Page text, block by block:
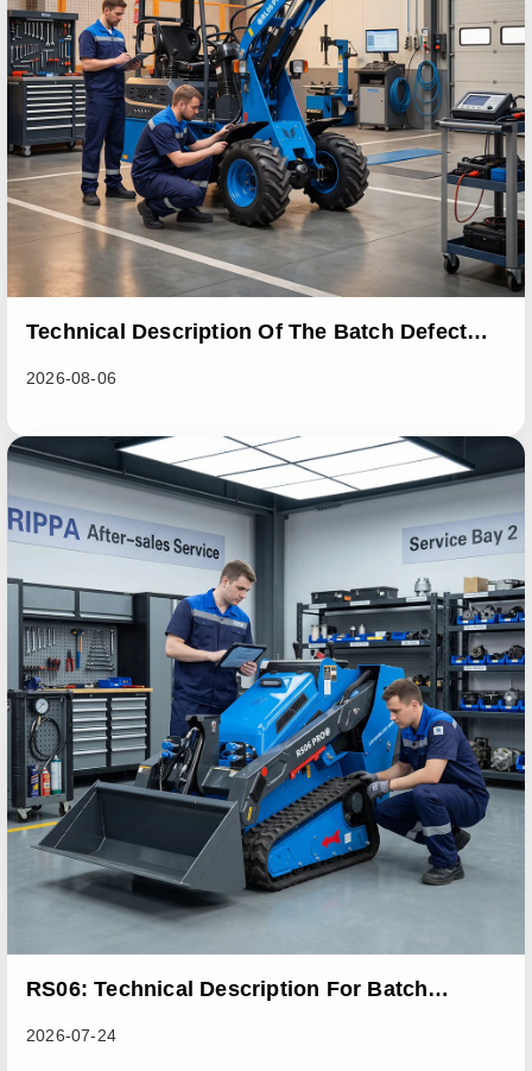
Technical Description Of The Batch Defect
2026-08-06
RS06: Technical Description For Batch
2026-07-24